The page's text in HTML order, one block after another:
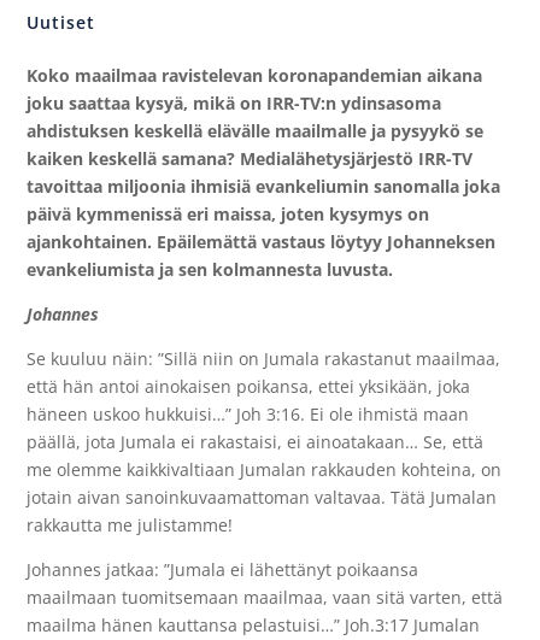
Uutiset
Koko maailmaa ravistelevan koronapandemian aikana
joku saattaa kysyä, mikä on IRR-TV:n ydinsasoma
ahdistuksen keskellä elävälle maailmalle ja pysyykö se
kaiken keskellä samana? Medialähetysjärjestö IRR-TV
tavoittaa miljoonia ihmisiä evankeliumin sanomalla joka
päivä kymmenissä eri maissa, joten kysymys on
ajankohtainen. Epäilemättä vastaus löytyy Johanneksen
evankeliumista ja sen kolmannesta luvusta.
Johannes
Se kuuluu näin: ”Sillä niin on Jumala rakastanut maailmaa,
että hän antoi ainokaisen poikansa, ettei yksikään, joka
häneen uskoo hukkuisi…” Joh 3:16. Ei ole ihmistä maan
päällä, jota Jumala ei rakastaisi, ei ainoatakaan… Se, että
me olemme kaikkivaltiaan Jumalan rakkauden kohteina, on
jotain aivan sanoinkuvaamattoman valtavaa. Tätä Jumalan
rakkautta me julistamme!
Johannes jatkaa: ”Jumala ei lähettänyt poikaansa
maailmaan tuomitsemaan maailmaa, vaan sitä varten, että
maailma hänen kauttansa pelastuisi…” Joh.3:17 Jumalan